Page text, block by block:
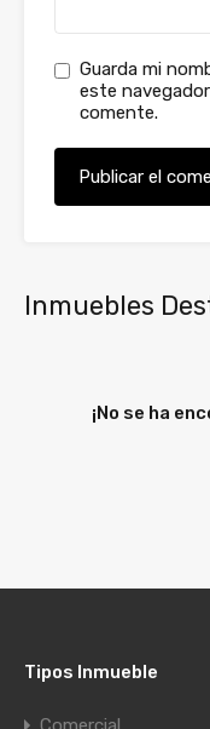
Guarda mi
este
comente.
Inmuebles
¡No se ha
Tipos Inmueble